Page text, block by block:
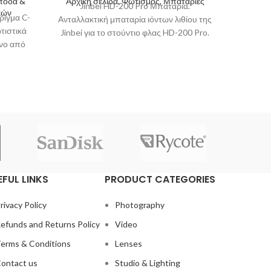
C-
από
Jinbei HD-200 Pro Μπαταρία.
Ανταλλακτική μπαταρία ιόντων λιθίου της
Jinbei για το στούντιο φλας HD-200 Pro.
LINKS
Policy
and Returns Policy
& Conditions
us
PRODUCT CATEGORIES
Photography
Video
Lenses
Studio & Lighting